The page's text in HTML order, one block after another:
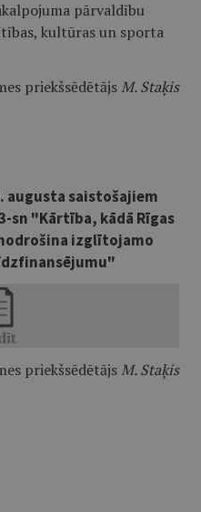
pārvaldību
kultūras un sporta
priekšsēdētājsM. Staķis
augusta saistošajiem
sn "Kārtība, kādā Rīgas
izglītojamo
priekšsēdētājsM. Staķis